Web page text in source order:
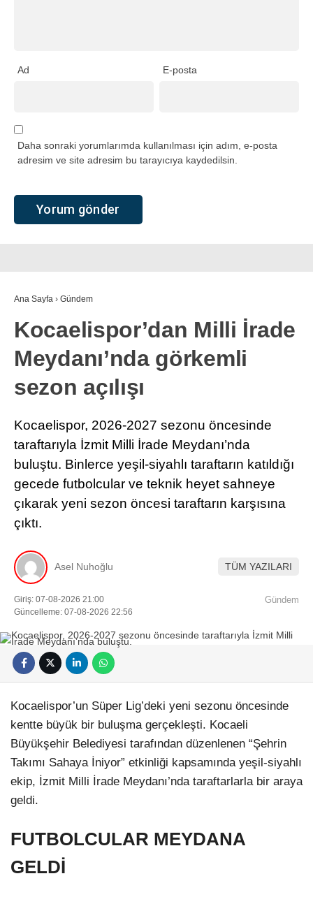
Ad E-posta
Daha sonraki yorumlarımda kullanılması için adım, e-posta
adresim ve site adresim bu tarayıcıya kaydedilsin.
Ana Sayfa › Gündem
Kocaelispor’dan Milli İrade
Meydanı’nda görkemli
sezon açılışı
Kocaelispor, 2026-2027 sezonu öncesinde
taraftarıyla İzmit Milli İrade Meydanı’nda
buluştu. Binlerce yeşil-siyahlı taraftarın katıldığı
gecede futbolcular ve teknik heyet sahneye
çıkarak yeni sezon öncesi taraftarın karşısına
çıktı.
Asel Nuhoğlu TÜM YAZILARI
Giriş: 07-08-2026 21:00
Güncelleme: 07-08-2026 22:56
Gündem
Kocaelispor’un Süper Lig’deki yeni sezonu öncesinde
kentte büyük bir buluşma gerçekleşti. Kocaeli
Büyükşehir Belediyesi tarafından düzenlenen “Şehrin
Takımı Sahaya İniyor” etkinliği kapsamında yeşil-siyahlı
ekip, İzmit Milli İrade Meydanı’nda taraftarlarla bir araya
geldi.
FUTBOLCULAR MEYDANA
GELDİ